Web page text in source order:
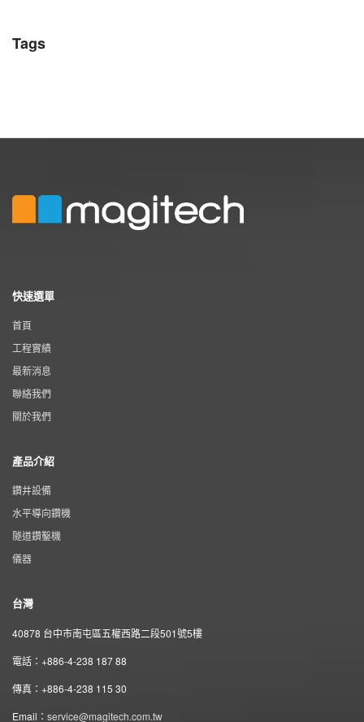
Tags
快速選單
首頁
工程實績
最新消息
聯絡我們
關於我們
產品介紹
鑽井設備
水平導向鑽機
隧道鑽鑿機
儀器
台灣
40878 台中市南屯區五權西路二段501號5樓
電話：+886-4-238 187 88
傳真：+886-4-238 115 30
Email： service@magitech.com.tw